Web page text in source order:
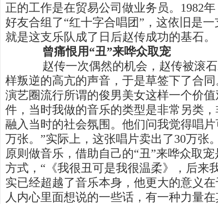
正的工作是在贸易公司做业务员。1982
好友合组了“红十字合唱团”，这依旧是
就是这支乐队成了日后赵传成功的基石。
曾痛恨用“丑”来哗众取宠
赵传一次偶然的机会，赵传被滚石
样叛逆的高亢的声音，于是草签下了合
演艺圈流行所谓的俊男美女这样一个价
件，当时我做的音乐的类型是非常另类
融入当时的社会氛围。他们问我觉得唱
万张。”实际上，这张唱片卖出了30万张
原则做音乐，借助自己的“丑”来哗众取
方式，“《我很丑可是我很温柔》，后来
实已经超越了音乐本身，他更大的意义
人内心里面想说的一些话，有一种力量